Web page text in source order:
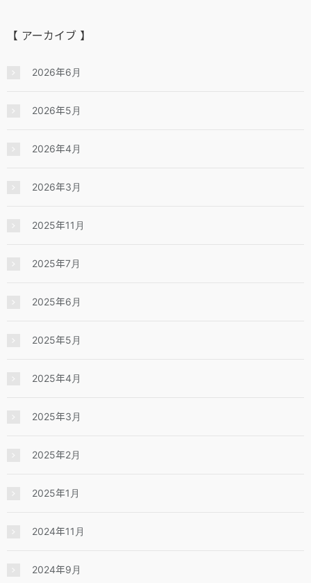
【 アーカイブ 】
2026年6月
2026年5月
2026年4月
2026年3月
2025年11月
2025年7月
2025年6月
2025年5月
2025年4月
2025年3月
2025年2月
2025年1月
2024年11月
2024年9月